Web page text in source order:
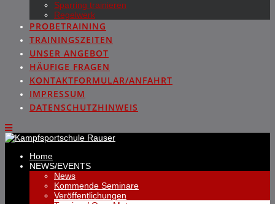
Sparring trainieren
Regelwerk
PROBETRAINING
TRAININGSZEITEN
UNSER ANGEBOT
HÄUFIGE FRAGEN
KONTAKTFORMULAR/ANFAHRT
IMPRESSUM
DATENSCHUTZHINWEIS
Home
NEWS/EVENTS
News
Kommende Seminare
Veröffentlichungen